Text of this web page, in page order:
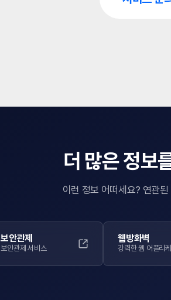
더 많은 정보
이런 정보 어떠세요? 연관
보안관제
보안관제 서비스
웹방화벽
강력한 웹 어플리